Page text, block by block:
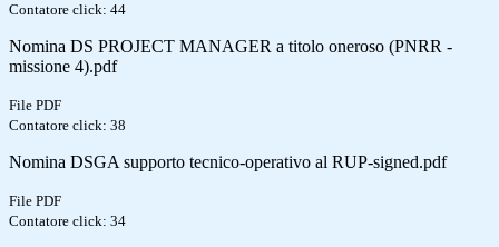
Contatore click: 44
Nomina DS PROJECT MANAGER a titolo oneroso (PNRR -
missione 4).pdf
File PDF
Contatore click: 38
Nomina DSGA supporto tecnico-operativo al RUP-signed.pdf
File PDF
Contatore click: 34